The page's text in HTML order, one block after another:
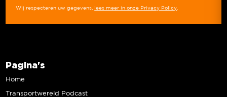
Wij respecteren uw gegevens, lees meer in onze Privacy Policy
Pagina's
Home
Transportwereld Podcast